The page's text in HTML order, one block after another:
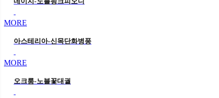
MORE
아스테리아-신목단화병풍
MORE
오크룸-노블꽃대궐